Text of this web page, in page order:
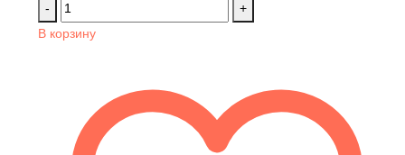
-
+
В корзину